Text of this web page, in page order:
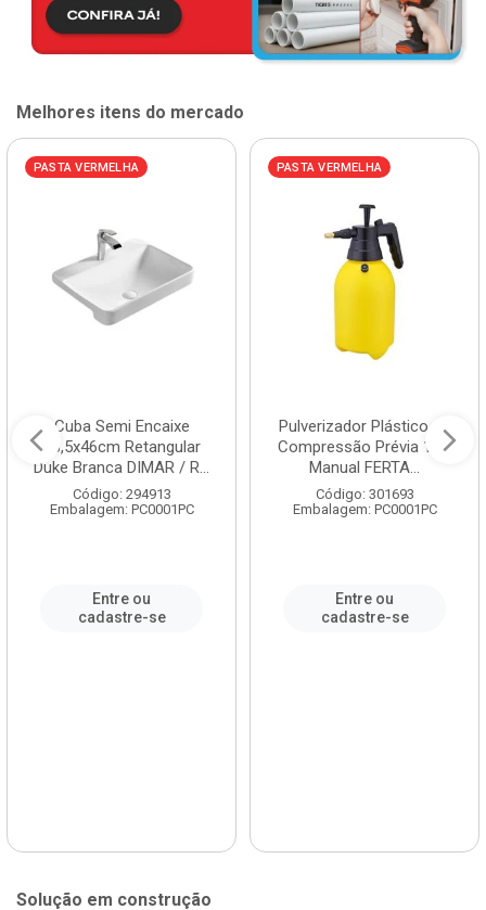
Melhores itens do mercado
PASTA VERMELHA
Cuba Semi Encaixe
58,5x46cm Retangular
Duke Branca DIMAR / R...
Código: 294913
Embalagem: PC0001PC
Entre ou
cadastre-se
PASTA VERMELHA
Pulverizador Plástico de
Compressão Prévia 1,5L
Manual FERTA...
Código: 301693
Embalagem: PC0001PC
Entre ou
cadastre-se
Solução em construção